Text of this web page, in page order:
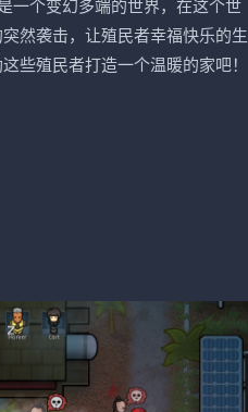
一个变幻多端的世界，在这个世
然袭击，让殖民者幸福快乐的生
些殖民者打造一个温暖的家吧！